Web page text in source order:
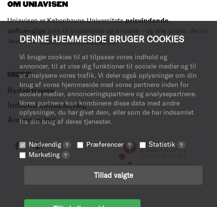
DENNE HJEMMESIDE BRUGER COOKIES
Vi bruger cookies til at tilpasse vores indhold og
annoncer, til at vise dig funktioner til sociale medier og til
at analysere vores trafik. Vi deler også oplysninger om din
brug af vores hjemmeside med vores partnere inden for
sociale medier, annonceringspartnere og analysepartnere.
Vores partnere kan kombinere disse data med andre
oplysninger, du har givet dem, eller som de har indsamlet
fra din brug af deres tjenester.
Nødvendig ? Præferencer ? Statistik ?
Marketing ?
Tillad valgte
OM UNIAVISEN
Uniavisen er Københavns Universitetsprisvindende,
uafhængige avis til studerende og ansatte – og alle andre, der vil
læse med.Læs mere om avisen her.
MERE
Redaktionen
Indsend debatindlæg
Annoncering